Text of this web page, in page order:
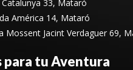
Catalunya 33, Mataró
América 14, Mataró
Mossent Jacint Verdaguer 69,
para tu Aventura